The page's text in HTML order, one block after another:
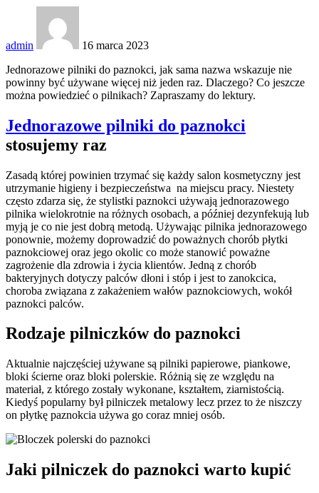
admin
16 marca 2023
Jednorazowe pilniki do paznokci, jak sama nazwa wskazuje nie
powinny być używane więcej niż jeden raz. Dlaczego? Co jeszcze
można powiedzieć o pilnikach? Zapraszamy do lektury.
Jednorazowe pilniki do paznokci
stosujemy raz
Zasadą której powinien trzymać się każdy salon kosmetyczny jest
utrzymanie higieny i bezpieczeństwa na miejscu pracy. Niestety
często zdarza się, że stylistki paznokci używają jednorazowego
pilnika wielokrotnie na różnych osobach, a później dezynfekują lub
myją je co nie jest dobrą metodą. Używając pilnika jednorazowego
ponownie, możemy doprowadzić do poważnych chorób płytki
paznokciowej oraz jego okolic co może stanowić poważne
zagrożenie dla zdrowia i życia klientów. Jedną z chorób
bakteryjnych dotyczy palców dłoni i stóp i jest to zanokcica,
choroba związana z zakażeniem wałów paznokciowych, wokół
paznokci palców.
Rodzaje pilniczków do paznokci
Aktualnie najczęściej używane są pilniki papierowe, piankowe,
bloki ścierne oraz bloki polerskie. Różnią się ze względu na
materiał, z którego zostały wykonane, kształtem, ziarnistością.
Kiedyś popularny był pilniczek metalowy lecz przez to że niszczy
on płytkę paznokcia używa go coraz mniej osób.
Jaki pilniczek do paznokci warto kupić